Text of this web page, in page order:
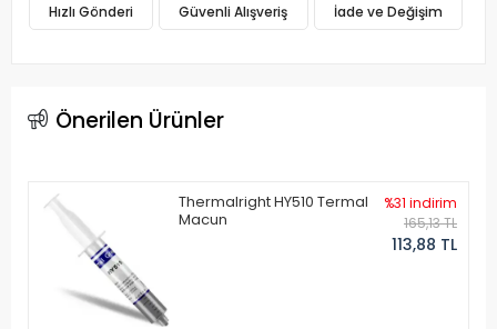
Hızlı Gönderi Güvenli Alışveriş İade ve Değişim
Önerilen Ürünler
Thermalright HY510 Termal
Macun
%31 indirim
165,13 TL
113,88 TL